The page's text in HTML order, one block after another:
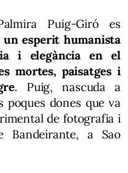
Puig-Giró es
un esperit humanista
i elegància en el
mortes, paisatges i
. Puig, nascuda a
poques dones que va
de fotografia i
Bandeirante, a Sao